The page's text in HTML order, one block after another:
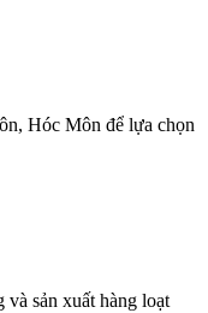
Hóc Môn để lựa chọn
sản xuất hàng loạt